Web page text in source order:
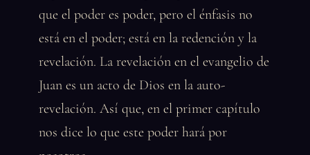
que el poder es poder, pero el énfasis no
está en el poder; está en la redención y la
revelación. La revelación en el evangelio de
Juan es un acto de Dios en la auto-
revelación. Así que, en el primer capítulo
nos dice lo que este poder hará por